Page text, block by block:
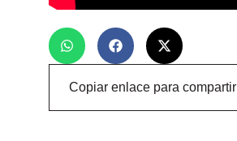
Copiar enlace para compartir